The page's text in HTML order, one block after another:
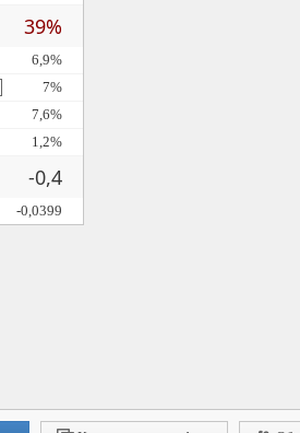
39%
6,9%
7%
7,6%
1,2%
-0,4
-0,0399